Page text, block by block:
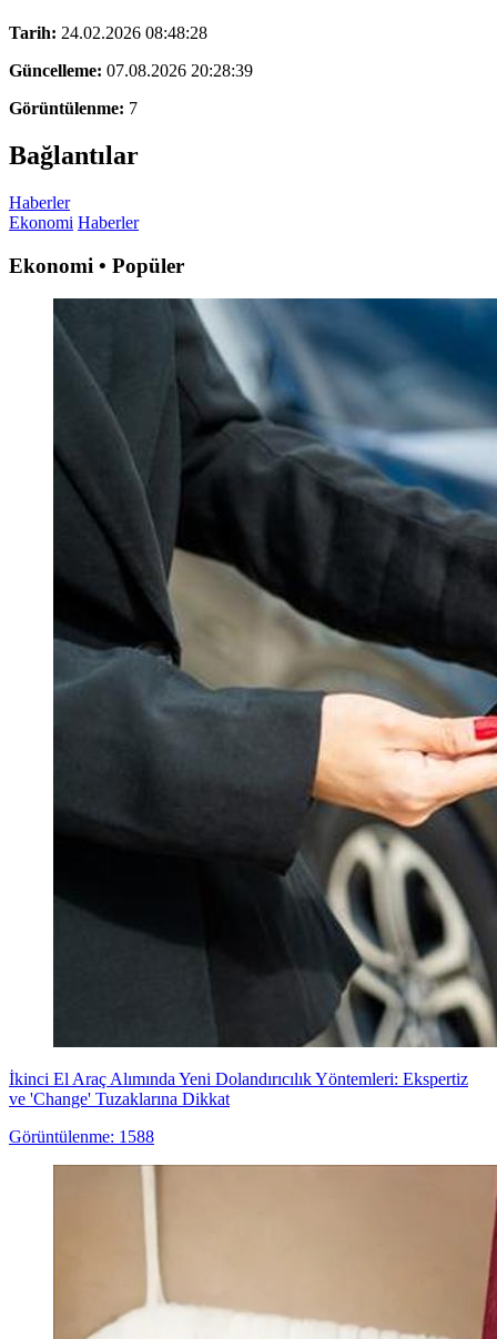
Tarih: 24.02.2026 08:48:28
Güncelleme: 07.08.2026 20:28:39
Görüntülenme: 7
Bağlantılar
Haberler
Ekonomi Haberler
Ekonomi • Popüler
İkinci El Araç Alımında Yeni Dolandırıcılık Yöntemleri: Ekspertiz
ve 'Change' Tuzaklarına Dikkat
Görüntülenme: 1588